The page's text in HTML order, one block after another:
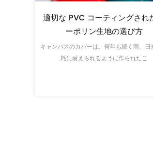
ストライプターポリン生地: 工
バイヤーズガイド
最初の大雨でカーゴカバーが雨漏りした場
傷した商品の価格は、これまでに節